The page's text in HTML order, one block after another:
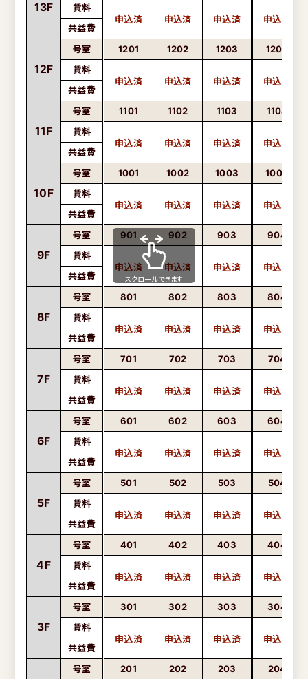
13F
賃料
共益費
12F
号室 1201 1202 1203
1204
賃料
共益費
11F
号室 1101 1102 1103
1104
賃料
共益費
10F
号室 1001 1002 1003
1004
賃料
共益費
9F
号室 901 902 903
904
賃料
共益費
8F
号室 801 802 803
804
賃料
共益費
7F
号室 701 702 703
704
賃料
共益費
6F
号室 601 602 603
604
賃料
共益費
5F
号室 501 502 503
504
賃料
共益費
4F
号室 401 402 403
404
賃料
共益費
3F
号室 301 302 303
304
賃料
共益費
号室 201 202 203
204
スクロールできます